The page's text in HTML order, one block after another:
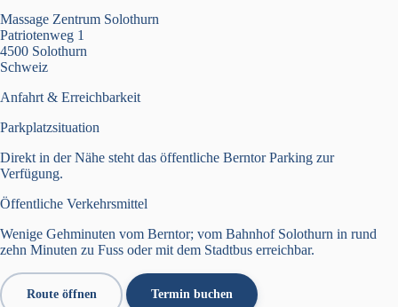
Massage Zentrum Solothurn
Patriotenweg 1
4500 Solothurn
Schweiz
Anfahrt & Erreichbarkeit
Parkplatzsituation
Direkt in der Nähe steht das öffentliche Berntor Parking zur
Verfügung.
Öffentliche Verkehrsmittel
Wenige Gehminuten vom Berntor; vom Bahnhof Solothurn in rund
zehn Minuten zu Fuss oder mit dem Stadtbus erreichbar.
Route öffnen Termin buchen